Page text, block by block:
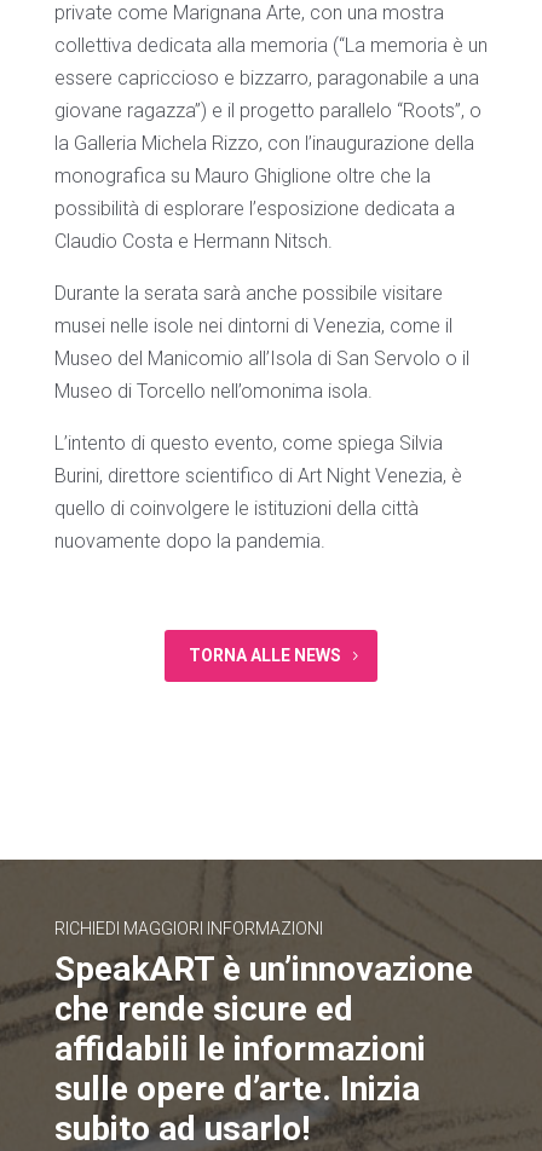
private come Marignana Arte, con una mostra
collettiva dedicata alla memoria (“La memoria è un
essere capriccioso e bizzarro, paragonabile a una
giovane ragazza”) e il progetto parallelo “Roots”, o
la Galleria Michela Rizzo, con l’inaugurazione della
monografica su Mauro Ghiglione oltre che la
possibilità di esplorare l’esposizione dedicata a
Claudio Costa e Hermann Nitsch.
Durante la serata sarà anche possibile visitare
musei nelle isole nei dintorni di Venezia, come il
Museo del Manicomio all’Isola di San Servolo o il
Museo di Torcello nell’omonima isola.
L’intento di questo evento, come spiega Silvia
Burini, direttore scientifico di Art Night Venezia, è
quello di coinvolgere le istituzioni della città
nuovamente dopo la pandemia.
TORNA ALLE NEWS
RICHIEDI MAGGIORI INFORMAZIONI
SpeakART è un’innovazione
che rende sicure ed
affidabili le informazioni
sulle opere d’arte. Inizia
subito ad usarlo!